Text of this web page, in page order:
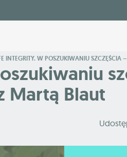
INTEGRITY. W POSZUKIWANIU
Martą Blaut